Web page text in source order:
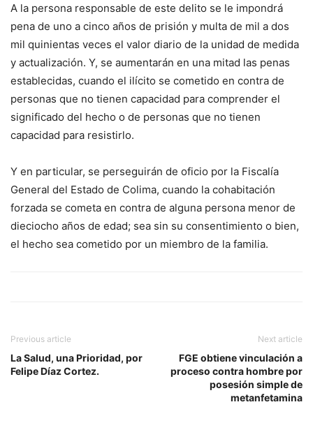
A la persona responsable de este delito se le impondrá
pena de uno a cinco años de prisión y multa de mil a dos
mil quinientas veces el valor diario de la unidad de medida
y actualización. Y, se aumentarán en una mitad las penas
establecidas, cuando el ilícito se cometido en contra de
personas que no tienen capacidad para comprender el
significado del hecho o de personas que no tienen
capacidad para resistirlo.
Y en particular, se perseguirán de oficio por la Fiscalía
General del Estado de Colima, cuando la cohabitación
forzada se cometa en contra de alguna persona menor de
dieciocho años de edad; sea sin su consentimiento o bien,
el hecho sea cometido por un miembro de la familia.
Previous article
La Salud, una Prioridad, por
Felipe Díaz Cortez.
Next article
FGE obtiene vinculación a
proceso contra hombre por
posesión simple de
metanfetamina